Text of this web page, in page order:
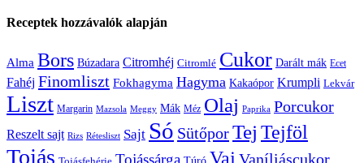
Receptek hozzávalók alapján
Alma Bors Búzadara Citromhéj Citromlé Cukor Darált mák Ecet
Fahéj Finomliszt Fokhagyma Hagyma Kakaópor Krumpli Lekvár
Liszt Margarin Mazsola Meggy Mák Méz Olaj Paprika Porcukor
Reszelt sajt Rizs Rétesliszt Sajt Só SütőporTej Tejföl
Tojás Vaj Vaníliáscukor